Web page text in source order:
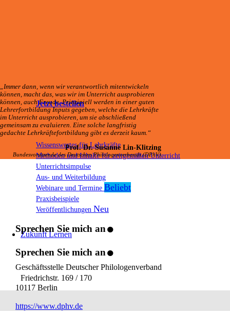
Jetzt bestellen
Wissenswertes für Lehrkräfte
Methoden und Inhalte für zeitgemäßen Unterricht
Unterrichtsimpulse
Aus- und Weiterbildung
Webinare und Termine
Praxisbeispiele
Veröffentlichungen
Zukunft Lernen
„Immer dann, wenn wir verantwortlich mitentwickeln
können, macht das, was wir im Unterricht ausprobieren
können, auch Freude. Prinzipiell werden in einer guten
Lehrerfortbildung Inputs gegeben, welche die Lehrkräfte
im Unterricht ausprobieren, um sie abschließend
gemeinsam zu evaluieren. Eine solche langfristig
gedachte Lehrkräftefortbildung gibt es derzeit kaum.“
Prof. Dr. Susanne Lin-Klitzing
Bundesvorsitzende des Deutschen Philologenverbands (DPhV)
Sprechen Sie mich an.
Sprechen Sie mich an.
Geschäftsstelle Deutscher Philologenverband
Friedrichstr. 169 / 170
10117 Berlin
https://www.dphv.de